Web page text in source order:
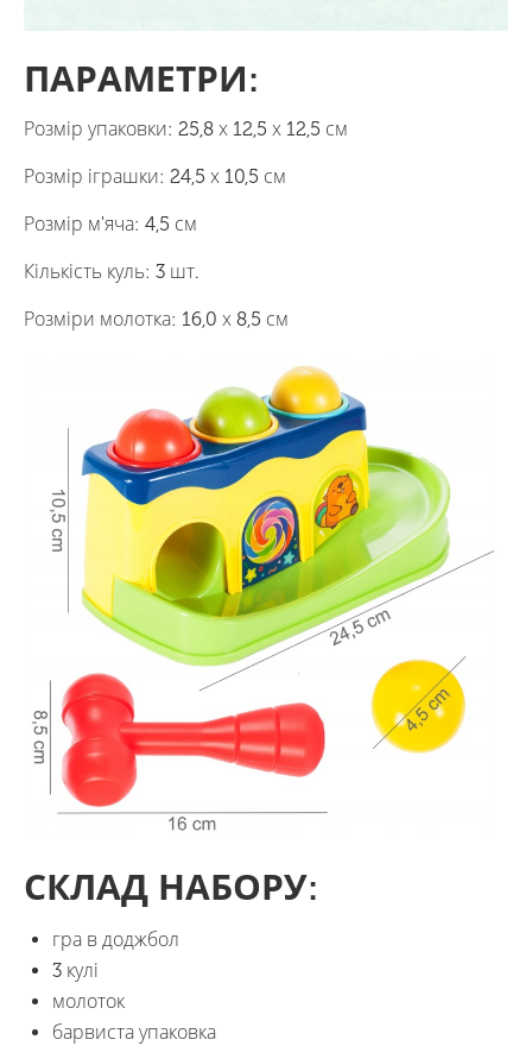
ПАРАМЕТРИ:
Розмір упаковки: 25,8 х 12,5 х 12,5 см
Розмір іграшки: 24,5 х 10,5 см
Розмір м'яча: 4,5 см
Кількість куль: 3 шт.
Розміри молотка: 16,0 х 8,5 см
СКЛАД НАБОРУ:
гра в доджбол
3 кулі
молоток
барвиста упаковка